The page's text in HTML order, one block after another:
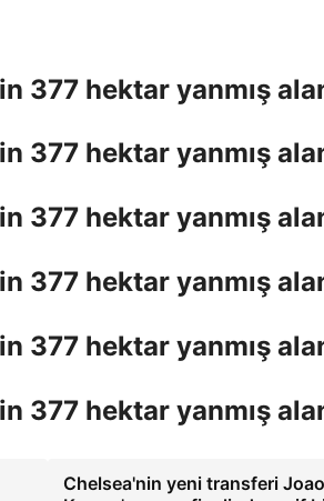
377 hektar yanmış
377 hektar yanmış
377 hektar yanmış
377 hektar yanmış
377 hektar yanmış
377 hektar yanmış
Chelsea'nin yeni transferi